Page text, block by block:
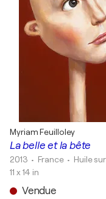
La belle et la bête
Myriam Feuilloley
2013 • France • Huile
11 x 14 in
Vendue